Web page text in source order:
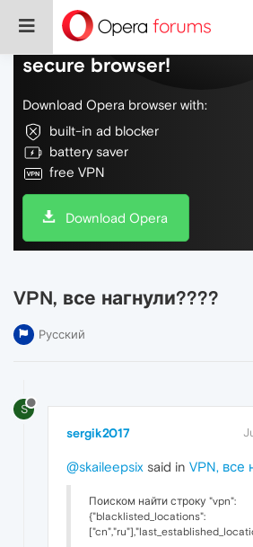
Do more on the web,
secure browser!
Download Opera browser with:
built-in ad blocker
battery saver
free VPN
Download Opera
VPN, все нагнули????
Русский
S
sergik2017
@skaileepsix said in VPN, все
Поиском найти строку "vpn":
{"blacklisted_locations":